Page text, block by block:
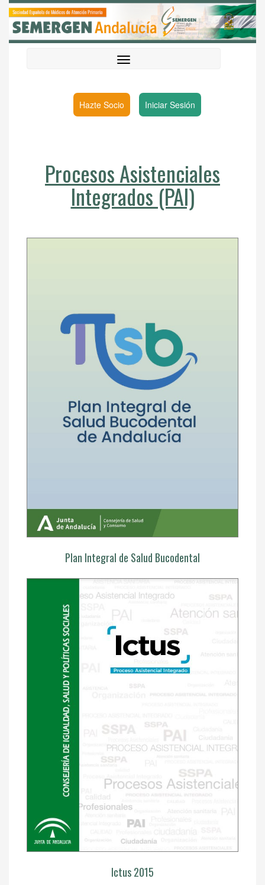
Hazte Socio Iniciar Sesión
Procesos Asistenciales
Integrados (PAI)
Plan Integral de Salud Bucodental
Ictus 2015